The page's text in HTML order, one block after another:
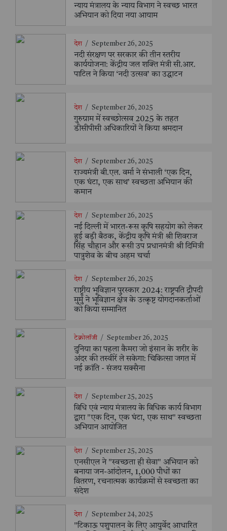
न्याय मंत्रालय के न्याय विभाग ने स्वच्छ भारत
अभियान को दिया नया आयाम
देश / September 26, 2025
नदी संरक्षण पर सरकार की तीन स्तरीय
कार्ययोजना: केंद्रीय जल शक्ति मंत्री सी.आर.
पाटिल ने किया ‘नदी उत्सव’ का उद्घाटन
देश / September 26, 2025
गुरुग्राम में स्वच्छोत्सव 2025 के तहत
डीसीपीसी अधिकारियों ने किया श्रमदान
देश / September 26, 2025
राज्यमंत्री बी.एल. वर्मा ने संभाली ‘एक दिन,
एक घंटा, एक साथ’ स्वच्छता अभियान की
कमान
देश / September 26, 2025
नई दिल्ली में भारत-रूस कृषि सहयोग को लेकर
हुई बड़ी बैठक, केंद्रीय कृषि मंत्री श्री शिवराज
सिंह चौहान और रूसी उप प्रधानमंत्री श्री दिमित्री
पात्रुशेव के बीच अहम चर्चा
देश / September 26, 2025
राष्ट्रीय भूविज्ञान पुरस्कार 2024: राष्ट्रपति द्रौपदी
मुर्मु ने भूविज्ञान क्षेत्र के उत्कृष्ट योगदानकर्ताओं
को किया सम्मानित
टेक्नोलॉजी / September 26, 2025
दुनिया का पहला कैमरा जो इंसान के शरीर के
अंदर की तस्वीरें ले सकेगा: चिकित्सा जगत में
नई क्रांति - संजय सक्सैना
देश / September 25, 2025
विधि एवं न्याय मंत्रालय के विधिक कार्य विभाग
द्वारा "एक दिन, एक घंटा, एक साथ" स्वच्छता
अभियान आयोजित
देश / September 25, 2025
एनसीएल ने "स्वच्छता ही सेवा" अभियान को
बनाया जन-आंदोलन, 1,000 पौधों का
वितरण, रचनात्मक कार्यक्रमों से स्वच्छता का
संदेश
देश / September 24, 2025
"टिकाऊ पशुपालन के लिए आयुर्वेद आधारित